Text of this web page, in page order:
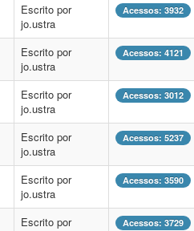
Escrito por
jo.ustra
Acessos: 3932
Escrito por
jo.ustra
Acessos: 4121
Escrito por
jo.ustra
Acessos: 3012
Escrito por
jo.ustra
Acessos: 5237
Escrito por
jo.ustra
Acessos: 3590
Escrito por
Acessos: 3729